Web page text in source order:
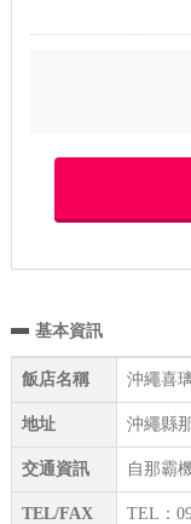
基本資訊
飯店名稱 沖繩喜
地址 沖繩縣
交通資訊 自那霸
TEL/FAX TEL：